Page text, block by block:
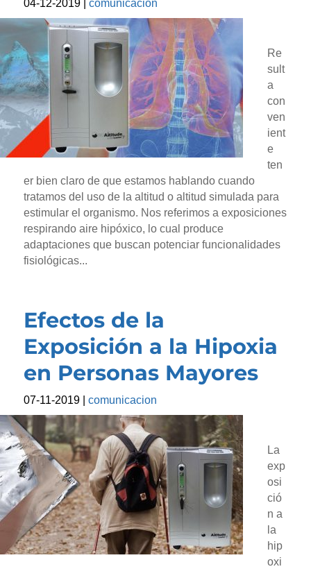
04-12-2019 |comunicacion
Re
sult
a
con
ven
ient
e
ten
er bien claro de que estamos hablando cuando
tratamos del uso de la altitud o altitud simulada para
estimular el organismo. Nos referimos a exposiciones
respirando aire hipóxico, lo cual produce
adaptaciones que buscan potenciar funcionalidades
fisiológicas...
Efectos de la
Exposición a la Hipoxia
en Personas Mayores
07-11-2019 |comunicacion
La
exp
osi
ció
n a
la
hip
oxi